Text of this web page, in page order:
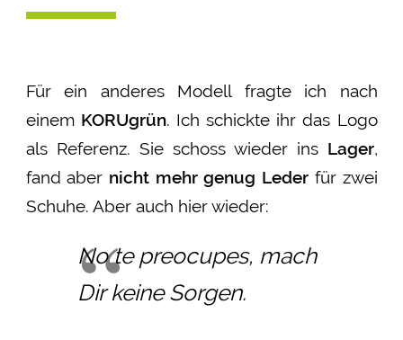
Für ein anderes Modell fragte ich nach
einem KORUgrün. Ich schickte ihr das Logo
als Referenz. Sie schoss wieder ins Lager,
fand aber nicht mehr genug Leder für zwei
Schuhe. Aber auch hier wieder:
No te preocupes, mach
Dir keine Sorgen.